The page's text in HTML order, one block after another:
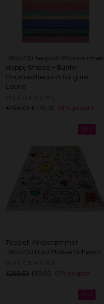
160x230 Teppich Wohnzimmer
Happy Stripes – Bunter
Baumwollteppich für gute
Laune
€499,00 €179,00 64% gespart
Teppich Kinderzimmer
160x230 Bunt Motive Schwarz
€299,00 €99,00 67% gespart